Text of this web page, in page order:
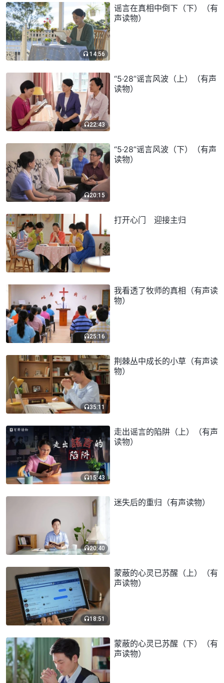
14:56
谣言在真相中倒下（下）（有
声读物）
22:43
“5·28”谣言风波（上）（有声
读物）
20:15
“5·28”谣言风波（下）（有声
读物）
打开心门 迎接主归
25:16
我看透了牧师的真相（有声读
物）
35:11
荆棘丛中成长的小草（有声读
物）
15:43
走出谣言的陷阱（上）（有声
读物）
20:40
迷失后的重归（有声读物）
18:51
蒙蔽的心灵已苏醒（上）（有
声读物）
蒙蔽的心灵已苏醒（下）（有
声读物）